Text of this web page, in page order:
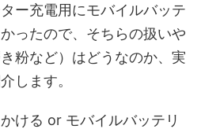
ー充電用にモバイルバッテ
ったので、そちらの扱いや
粉など）はどうなのか、実
します。
ける or モバイルバッテリ